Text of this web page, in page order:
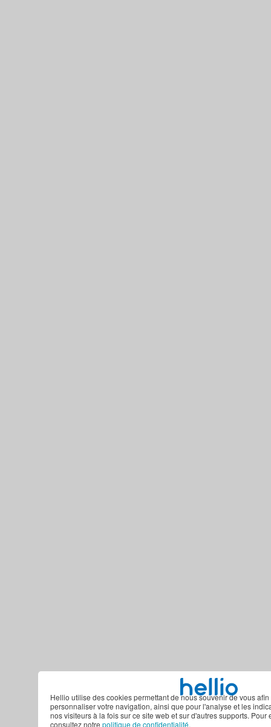
Hellio utilise des cookies permettant de nous souvenir de vous
personnaliser votre navigation, ainsi que pour l'analyse et les
nos visiteurs à la fois sur ce site web et sur d'autres supports. Pour
consultez notre politique de confidentialité.